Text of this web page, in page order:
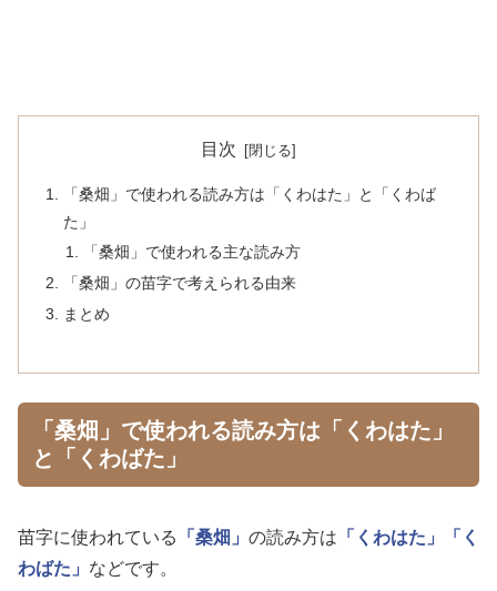
目次
「桑畑」で使われる読み方は「くわはた」と「くわば
た」
「桑畑」で使われる主な読み方
「桑畑」の苗字で考えられる由来
まとめ
「桑畑」で使われる読み方は「くわはた」
と「くわばた」
苗字に使われている 「桑畑」 の読み方は 「くわはた」
「く
わばた」 などです。